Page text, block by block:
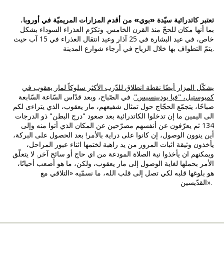
تعتبر كاتدرائية سيّدة «بوي» من أقدم المزارات المريميّة في أوروبا،
بما أنها مكان للحجّ منذ القرن الخامس. وتكرّم العذراء السوداء بشكل
خاص، في عيد البشارة في 25 آذار وعيد انتقال العذراء في 15 آب حيث
يتمّ التطواف بها خلال الزياح في أرجاء شوارع المدينة.
يشكّل المزار أيضًا نقطة انطلاق للدّرب الأكثر سلوكاً لمار يعقوب في
كمبوستيل، "فيا بوديينسيس". في الصّباح، وبعد قدّاس السّاعة السّابعة
صباحًا، يتجمّع الحجّاج حول تمثال شفيعهم، مار يعقوب، الذي يتراءى لكم
الى اليمين ما إن تدخلوا الكاتدرائية بعد صعود "درج البطن" ذو الدرجات
134 ثم يعرّفون عن أنفسهم مصرّحين عن المكان الذي أتوا منه وإلى
أين ينوون الوصول، إن كانوا على دراية بالأمر! بعد الحصول على البركة،
يأخذون وثيقة اثبات المرور من يد راهبة لختمها اثناء عبور المراحل،
ويمكنهم ان يأخذوا نية الصلاة المودعة من اي حاج أو سائح آخر. لا يتعلّق
الأمر بحملها لغاية الوصول إلى مار يعقوب، ولكن، ما هو أصعب أحيانًا،
هو بلوغها قلبه لكي تصل إلى قلب الله، ما نسمّيه «التلاقي مع
القدّيسين».